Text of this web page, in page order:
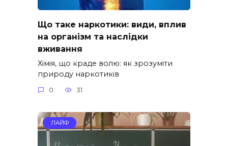
Що таке наркотики: види, вплив
на організм та наслідки
вживання
Хімія, що краде волю: як зрозуміти
природу наркотиків
0 31
ЛАЙФ